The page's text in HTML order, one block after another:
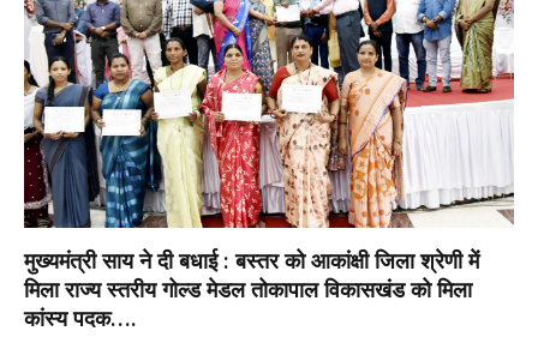
मुख्यमंत्री साय ने दी बधाई : बस्तर को आकांक्षी जिला श्रेणी में
मिला राज्य स्तरीय गोल्ड मेडल तोकापाल विकासखंड को मिला
कांस्य पदक….